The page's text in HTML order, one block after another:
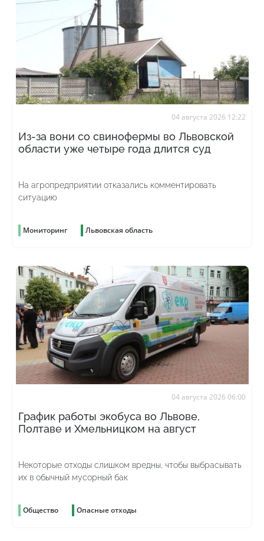
04 августа 2026 12:22
Из-за вони со свинофермы во Львовской
области уже четыре года длится суд
На агропредприятии отказались комментировать
ситуацию
Мониторинг Львовская область
04 августа 2026 06:00
График работы экобуса во Львове,
Полтаве и Хмельницком на август
Некоторые отходы слишком вредны, чтобы выбрасывать
их в обычный мусорный бак
Общество Опасные отходы